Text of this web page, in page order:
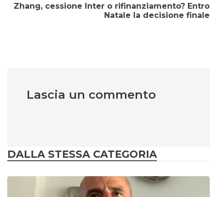
Zhang, cessione Inter o rifinanziamento? Entro
Natale la decisione finale
Lascia un commento
DALLA STESSA CATEGORIA